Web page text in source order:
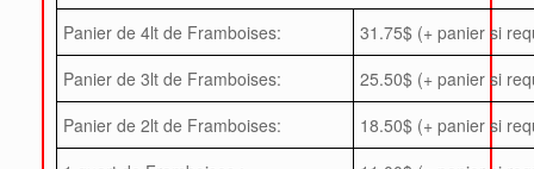
Panier de 4lt de Framboises:
31.75$ (+ panier si
Panier de 3lt de Framboises:
25.50$ (+ panier si
Panier de 2lt de Framboises:
18.50$ (+ panier si